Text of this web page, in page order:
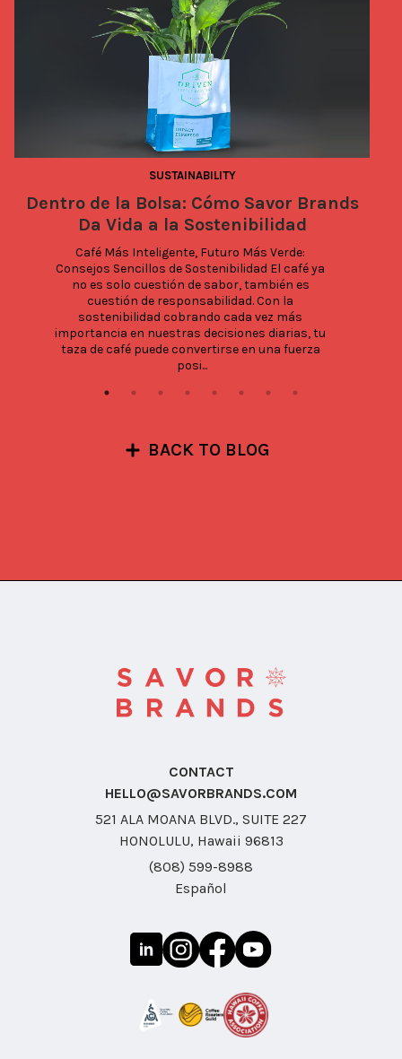
SUSTAINABILITY
Dentro de la Bolsa: Cómo Savor Brands
Da Vida a la Sostenibilidad
Café Más Inteligente, Futuro Más Verde:
Consejos Sencillos de Sostenibilidad El café ya
no es solo cuestión de sabor, también es
cuestión de responsabilidad. Con la
sostenibilidad cobrando cada vez más
importancia en nuestras decisiones diarias, tu
taza de café puede convertirse en una fuerza
posi...
BACK TO BLOG
CONTACT
HELLO@SAVORBRANDS.COM
521 ALA MOANA BLVD., SUITE 227
HONOLULU, Hawaii 96813
(808) 599-8988
Español